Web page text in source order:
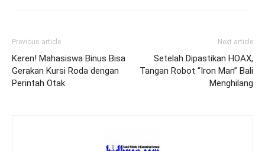
Previous article
Keren! Mahasiswa Binus Bisa
Gerakan Kursi Roda dengan
Perintah Otak
Next article
Setelah Dipastikan HOAX,
Tangan Robot “Iron Man” Bali
Menghilang